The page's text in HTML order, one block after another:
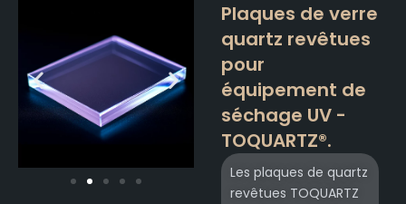
Plaques de verre
quartz revêtues
pour
équipement de
séchage UV -
TOQUARTZ®.
Les plaques de quartz
revêtues TOQUARTZ